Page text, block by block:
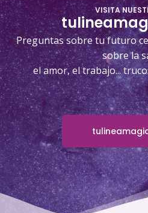
VISITA
Preguntas sobre tu futuro
sobre la
el amor, el trabajo...